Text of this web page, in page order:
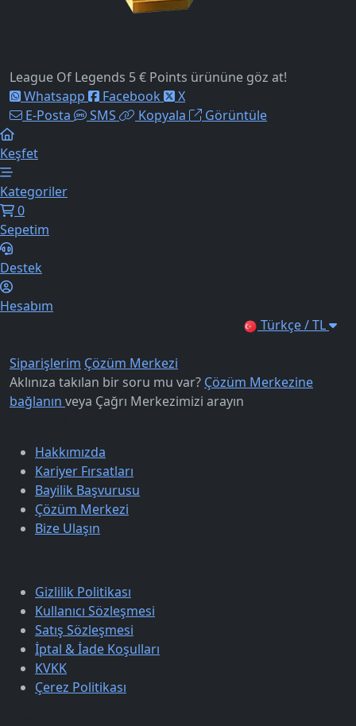
League Of Legends 5 € Points ürününe göz at!
Whatsapp
Facebook
X
E-Posta
SMS Kopyala Görüntüle
Keşfet
Kategoriler
0
Sepetim
Destek
Hesabım
Türkçe / TL
Siparişlerim Çözüm Merkezi
Aklınıza takılan bir soru mu var? Çözüm Merkezine
bağlanın veya Çağrı Merkezimizi arayın
Hakkımızda
Kariyer Fırsatları
Bayilik Başvurusu
Çözüm Merkezi
Bize Ulaşın
Gizlilik Politikası
Kullanıcı Sözleşmesi
Satış Sözleşmesi
İptal & İade Koşulları
KVKK
Çerez Politikası